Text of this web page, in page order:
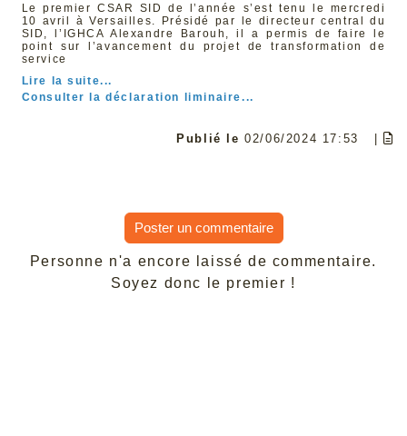
Le premier CSAR SID de l’année s’est tenu le mercredi
10 avril à Versailles. Présidé par le directeur central du
SID, l’IGHCA Alexandre Barouh, il a permis de faire le
point sur l’avancement du projet de transformation de
service
Lire la suite...
Consulter la déclaration liminaire...
Publié le02/06/2024 17:53 |
Poster un commentaire
Personne n'a encore laissé de commentaire.
Soyez donc le premier !